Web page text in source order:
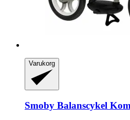
Varukorg
Smoby Balanscykel